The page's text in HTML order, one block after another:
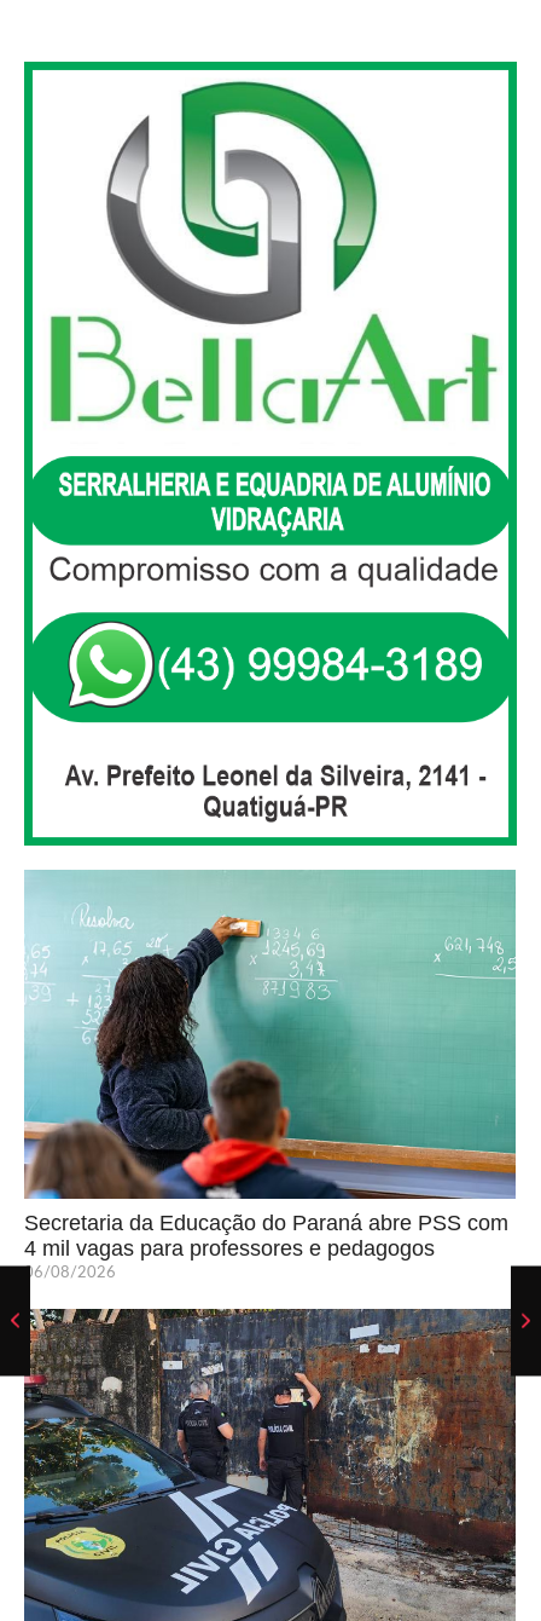
Secretaria da Educação do Paraná abre PSS com
4 mil vagas para professores e pedagogos
06/08/2026